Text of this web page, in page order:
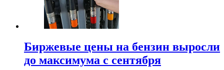
Биржевые цены на бензин выросли
до максимума с сентября